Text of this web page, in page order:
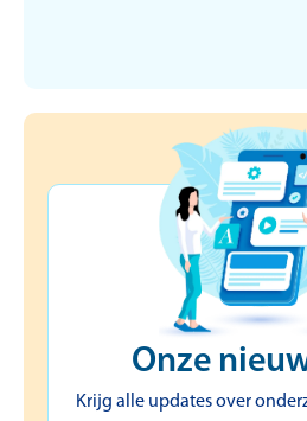
welkom in
Erik Schroeven
Onze
Krijg alle updates over